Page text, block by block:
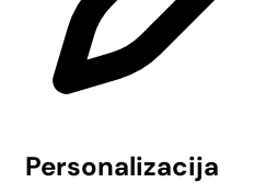
Personalizacija